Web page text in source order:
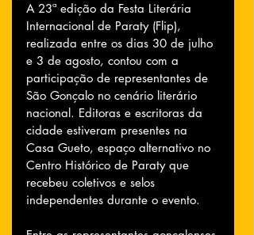
A 23ª edição da Festa Literária
Internacional de Paraty (Flip),
realizada entre os dias 30 de julho
e 3 de agosto, contou com a
participação de representantes de
São Gonçalo no cenário literário
nacional. Editoras e escritoras da
cidade estiveram presentes na
Casa Gueto, espaço alternativo no
Centro Histórico de Paraty que
recebeu coletivos e selos
independentes durante o evento.